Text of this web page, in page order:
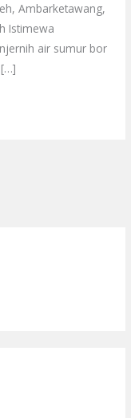
Ambarketawang,
Istimewa
air sumur bor